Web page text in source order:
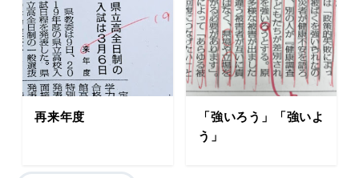
再来年度
「強いろう」「強いよ
う」